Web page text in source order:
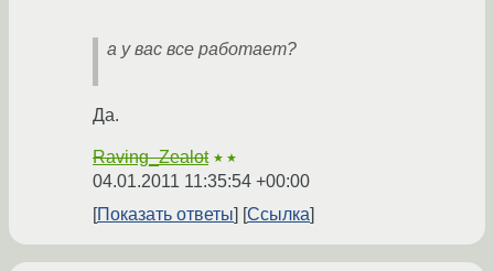
а у вас все работает?
Да.
Raving_Zealot ★★
04.01.2011 11:35:54 +00:00
Показать ответы
Ссылка